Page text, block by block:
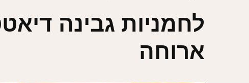
לחמניות גבינה
ארוחה